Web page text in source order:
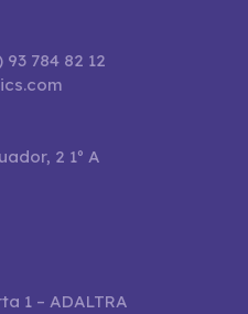
93 784 82 12
2 1º A
1 – ADALTRA